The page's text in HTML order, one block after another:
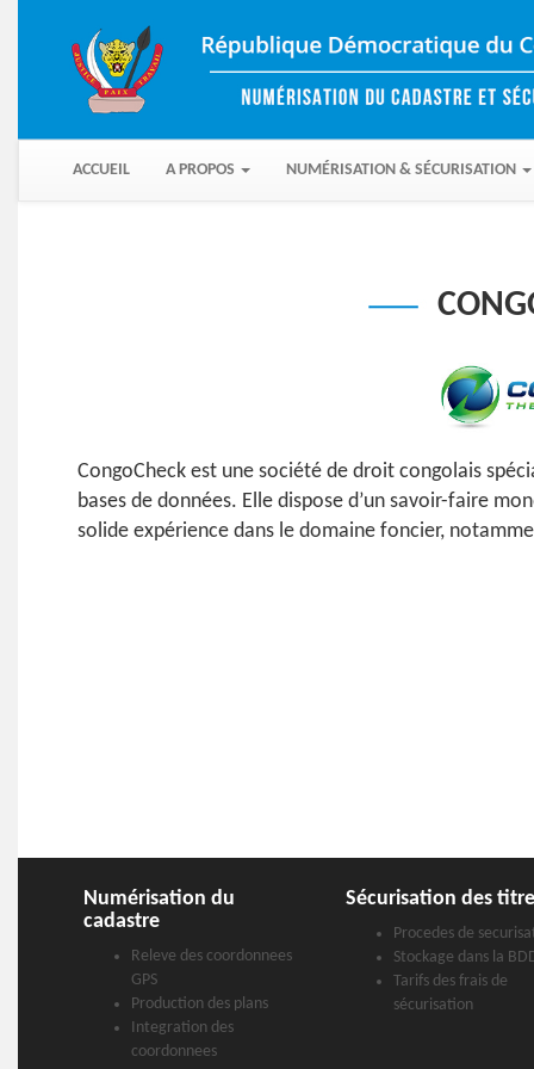
ACCUEIL(CURRENT)
A PROPOS NUMÉRISATION & SÉCURISATION
CongoCheck est une société de droit congolais
bases de données. Elle dispose d’un savoir-faire
solide expérience dans le domaine foncier,
Numérisation du
cadastre
Releve des coordonnees
GPS
Production des plans
Integration des
coordonnees
Sécurisation des
Procedes de
Stockage dans la
Tarifs des frais de
sécurisation